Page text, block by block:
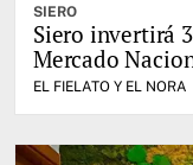
SIERO
Siero invertirá
Mercado
EL FIELATO Y EL NORA